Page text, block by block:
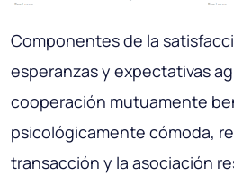
Componentes de la
esperanzas y expectativas
cooperación mutuamente
psicológicamente cómoda,
transacción y la asociación